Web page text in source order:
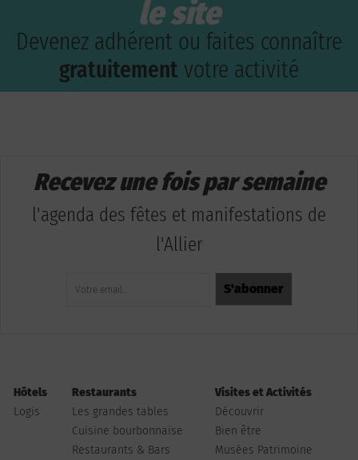
le site
Devenez adhérent ou faites connaître
gratuitement votre activité
Recevez une fois par semaine
l'agenda des fêtes et manifestations de
l'Allier
Hôtels
Logis
Restaurants
Les grandes tables
Cuisine bourbonnaise
Restaurants & Bars
Visites et Activités
Découvrir
Bien être
Musées Patrimoine